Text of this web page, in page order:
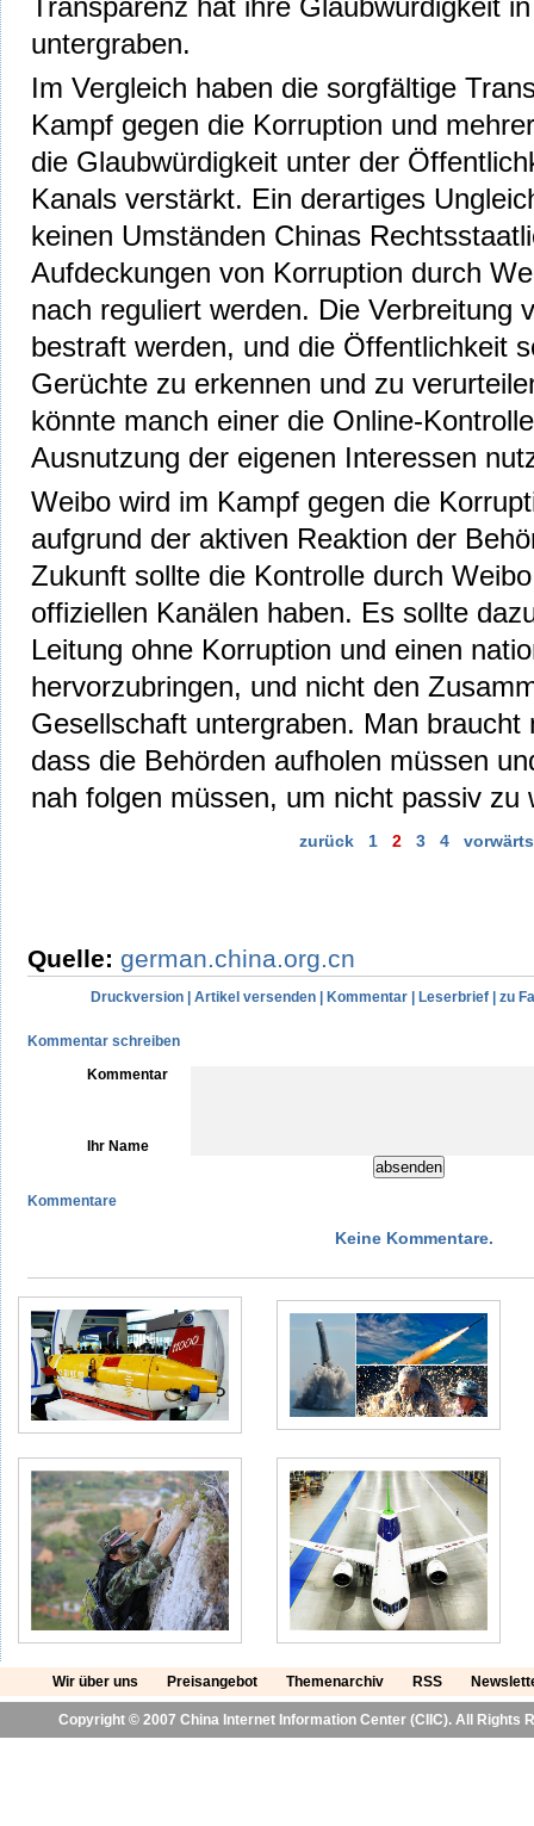
Transparenz hat ihre Glaubwürdigkeit
untergraben.
Im Vergleich haben die sorgfältige
Kampf gegen die Korruption und
die Glaubwürdigkeit unter der
Kanals verstärkt. Ein derartiges
keinen Umständen Chinas
Aufdeckungen von Korruption durch
nach reguliert werden. Die Verbreitung
bestraft werden, und die Öffentlichkeit
Gerüchte zu erkennen und zu
könnte manch einer die Online-
Ausnutzung der eigenen Interessen
Weibo wird im Kampf gegen die
aufgrund der aktiven Reaktion der
Zukunft sollte die Kontrolle durch
offiziellen Kanälen haben. Es sollte
Leitung ohne Korruption und einen
hervorzubringen, und nicht den
Gesellschaft untergraben. Man braucht
dass die Behörden aufholen müssen
nah folgen müssen, um nicht passiv zu
zurück 1 2 3 4 vorwärts
Quelle: german.china.org.cn
Druckversion Artikel versenden Kommentar Leserbrief zu
Kommentar schreiben
Kommentar
Ihr Name
Kommentare
Keine Kommentare.